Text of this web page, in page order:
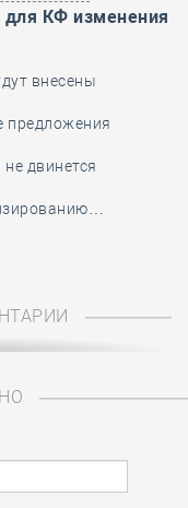
КФ изменения
внесены
предложения
двинется